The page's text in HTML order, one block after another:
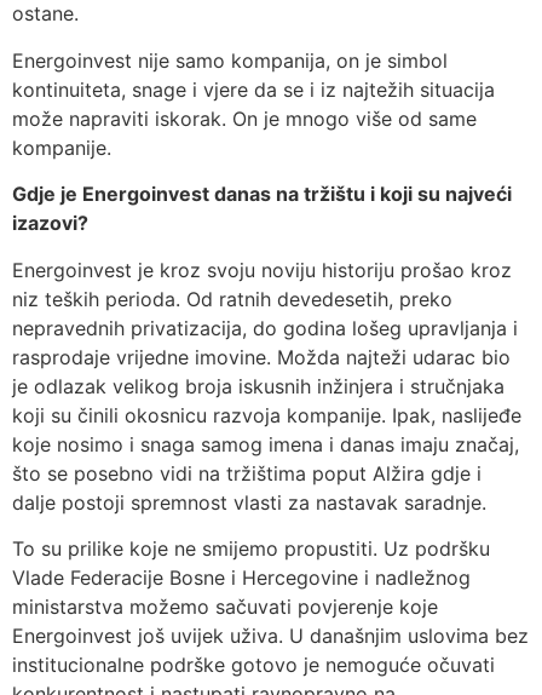
ostane.
Energoinvest nije samo kompanija, on je simbol
kontinuiteta, snage i vjere da se i iz najtežih situacija
može napraviti iskorak. On je mnogo više od same
kompanije.
Gdje je Energoinvest danas na tržištu i koji su najveći
izazovi?
Energoinvest je kroz svoju noviju historiju prošao kroz
niz teških perioda. Od ratnih devedesetih, preko
nepravednih privatizacija, do godina lošeg upravljanja i
rasprodaje vrijedne imovine. Možda najteži udarac bio
je odlazak velikog broja iskusnih inžinjera i stručnjaka
koji su činili okosnicu razvoja kompanije. Ipak, naslijeđe
koje nosimo i snaga samog imena i danas imaju značaj,
što se posebno vidi na tržištima poput Alžira gdje i
dalje postoji spremnost vlasti za nastavak saradnje.
To su prilike koje ne smijemo propustiti. Uz podršku
Vlade Federacije Bosne i Hercegovine i nadležnog
ministarstva možemo sačuvati povjerenje koje
Energoinvest još uvijek uživa. U današnjim uslovima bez
institucionalne podrške gotovo je nemoguće očuvati